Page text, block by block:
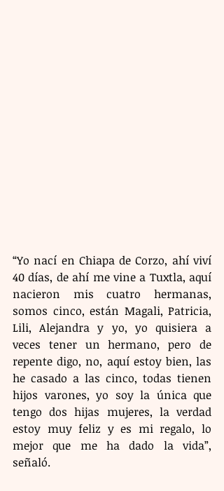
“Yo nací en Chiapa de Corzo, ahí viví
40 días, de ahí me vine a Tuxtla, aquí
nacieron mis cuatro hermanas,
somos cinco, están Magali, Patricia,
Lili, Alejandra y yo, yo quisiera a
veces tener un hermano, pero de
repente digo, no, aquí estoy bien, las
he casado a las cinco, todas tienen
hijos varones, yo soy la única que
tengo dos hijas mujeres, la verdad
estoy muy feliz y es mi regalo, lo
mejor que me ha dado la vida”,
señaló.